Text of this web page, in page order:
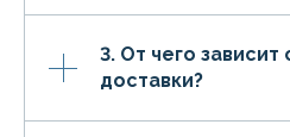
3. От чего зависит
доставки?